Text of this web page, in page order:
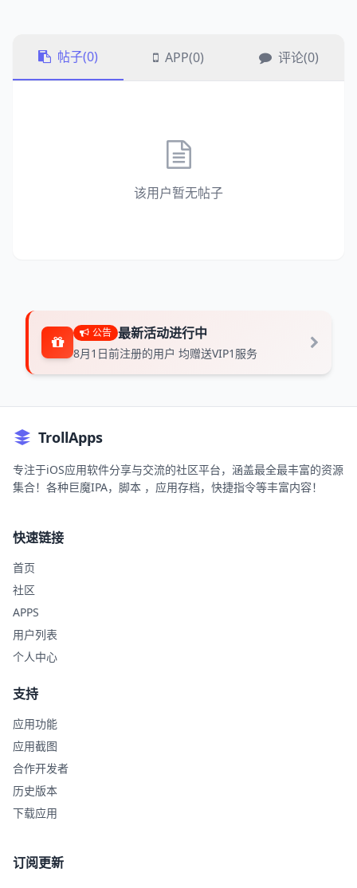
帖子(0) APP(0) 评论(0)
该用户暂无帖子
公告 最新活动进行中
8月1日前注册的用户 均赠送VIP1服务
TrollApps
专注于iOS应用软件分享与交流的社区平台，涵盖最全最丰富的资源
集合！各种巨魔IPA，脚本 ，应用存档，快捷指令等丰富内容！
快速链接
首页
社区
APPS
用户列表
个人中心
支持
应用功能
应用截图
合作开发者
历史版本
下载应用
订阅更新